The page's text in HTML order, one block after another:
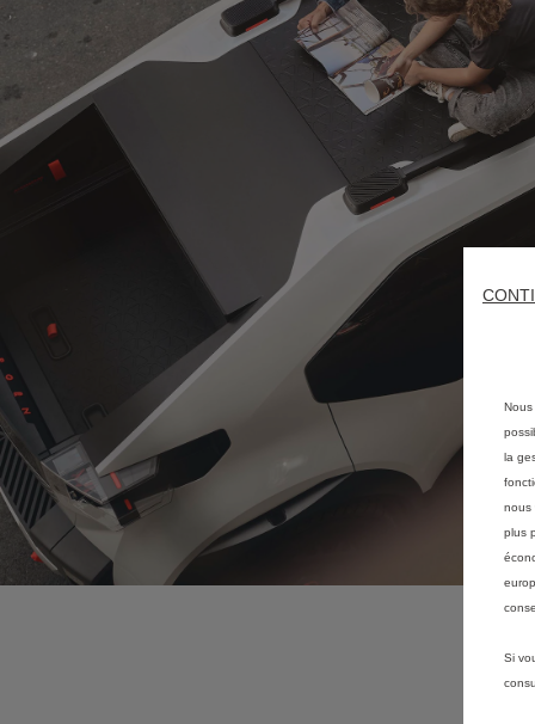
Nous
la
nous
plus
Si